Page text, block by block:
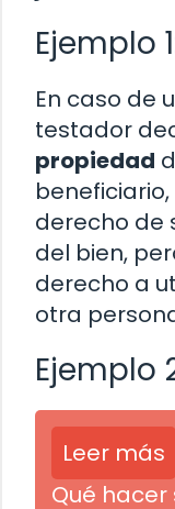
Ejemplo
En caso de
testador
propiedad
derecho de
del bien,
derecho a
otra
Ejemplo
Leer más
Qué